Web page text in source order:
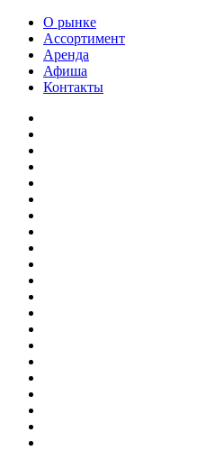
О рынке
Ассортимент
Аренда
Афиша
Контакты